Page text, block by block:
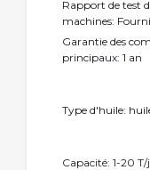
Rapport de test
machines: Fourni
Garantie des
principaux: 1 an
Type d'huile:
Capacité: 1-20